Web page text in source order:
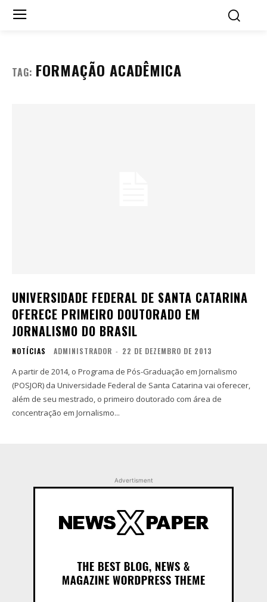
TAG: FORMAÇÃO ACADÊMICA
UNIVERSIDADE FEDERAL DE SANTA CATARINA
OFERECE PRIMEIRO DOUTORADO EM
JORNALISMO DO BRASIL
NOTÍCIAS ADMINISTRADOR - 22 DE DEZEMBRO DE 2013
A partir de 2014, o Programa de Pós-Graduação em Jornalismo
(POSJOR) da Universidade Federal de Santa Catarina vai oferecer,
além de seu mestrado, o primeiro doutorado com área de
concentração em Jornalismo...
Advertisment